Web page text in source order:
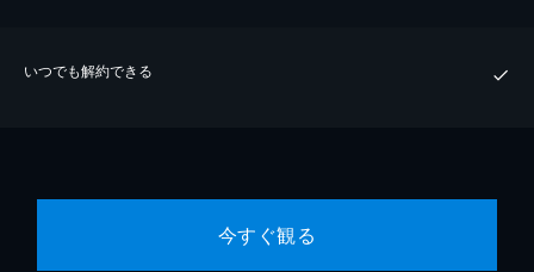
いつでも解約できる
今すぐ観る